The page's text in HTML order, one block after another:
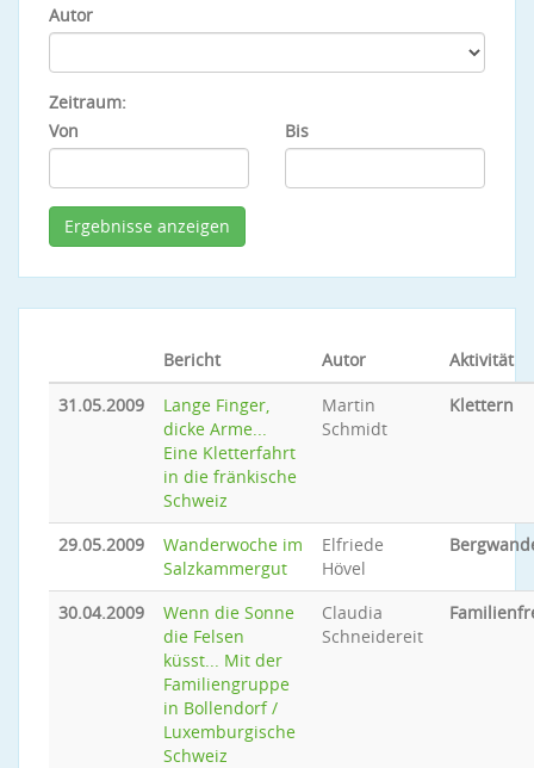
Autor
Zeitraum:
Von
Bis
Bericht Autor
Aktivität
31.05.2009
Lange Finger,
dicke Arme...
Eine Kletterfahrt
in die fränkische
Schweiz
Martin
Schmidt
Klettern
29.05.2009
Wanderwoche im
Salzkammergut
Elfriede
Hövel
30.04.2009
Wenn die Sonne
die Felsen
küsst... Mit der
Familiengruppe
in Bollendorf /
Luxemburgische
Schweiz
Claudia
Schneidereit